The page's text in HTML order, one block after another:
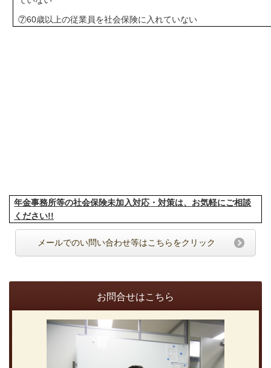
⑦60歳以上の従業員を社会保険に入れていない
年金事務所等の社会保険未加入対応・対策は、お気軽にご相談
ください!!
メールでのい問い合わせ等はこちらをクリック
お問合せはこちら